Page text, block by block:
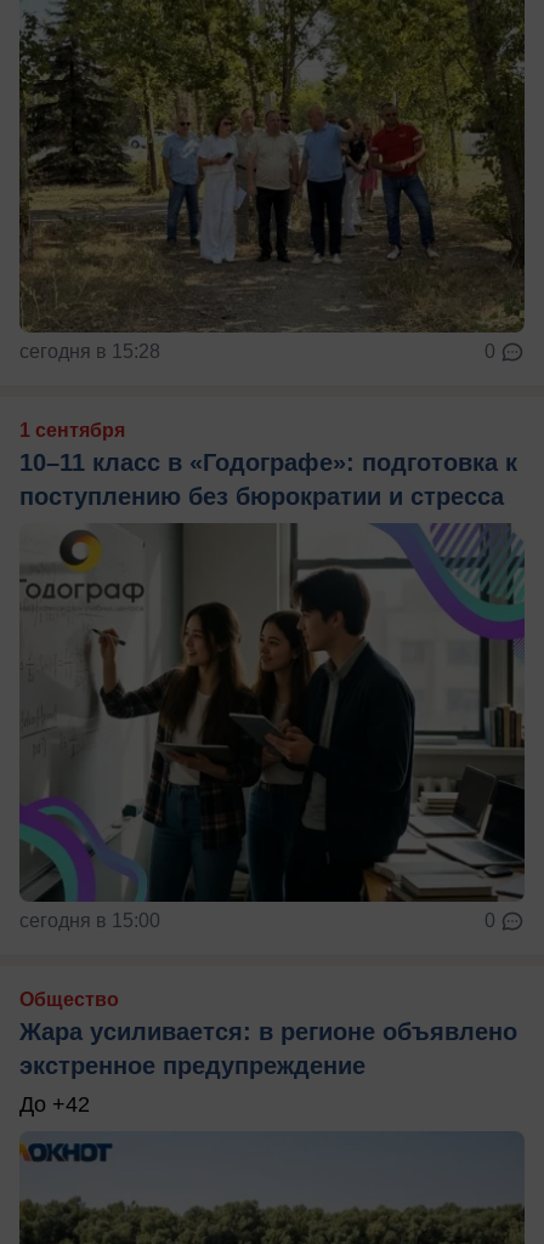
сегодня в 15:28 0
1 сентября
10–11 класс в «Годографе»: подготовка к
поступлению без бюрократии и стресса
сегодня в 15:00 0
Общество
Жара усиливается: в регионе объявлено
экстренное предупреждение
До +42